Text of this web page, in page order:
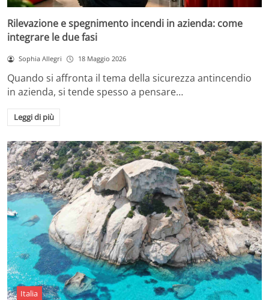
Rilevazione e spegnimento incendi in azienda: come
integrare le due fasi
Sophia Allegri 18 Maggio 2026
Quando si affronta il tema della sicurezza antincendio
in azienda, si tende spesso a pensare…
Leggi di più
Italia